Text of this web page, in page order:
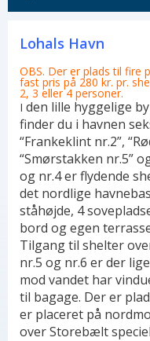
Lohals Havn
OBS. Der er plads til fire
fast pris på 280 kr. pr.
2, 3 eller 4 personer.
I den lille hyggelige
finder du i havnen
“Frankeklint nr.2”,
“Smørstakken nr.5”
og nr.4 er flydende
det nordlige
ståhøjde, 4
bord og egen
Tilgang til shelter
nr.5 og nr.6 er der
mod vandet har
til bagage. Der er
er placeret på
over Storebælt